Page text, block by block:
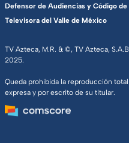
TV Azteca, M.R. & ©, TV Azteca,
2025.
Queda prohibida la reproducción
expresa y por escrito de su titular.
Defensor de Audiencias y Código
Televisora del Valle de México